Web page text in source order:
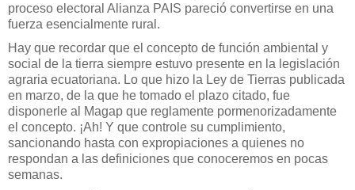
proceso electoral Alianza PAIS pareció convertirse en una
fuerza esencialmente rural.
Hay que recordar que el concepto de función ambiental y
social de la tierra siempre estuvo presente en la legislación
agraria ecuatoriana. Lo que hizo la Ley de Tierras publicada
en marzo, de la que he tomado el plazo citado, fue
disponerle al Magap que reglamente pormenorizadamente
el concepto. ¡Ah! Y que controle su cumplimiento,
sancionando hasta con expropiaciones a quienes no
respondan a las definiciones que conoceremos en pocas
semanas.